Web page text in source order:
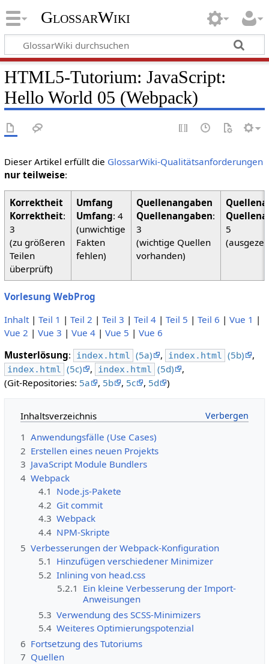
GlossarWiki
HTML5-Tutorium: JavaScript:
Hello World 05 (Webpack)
Dieser Artikel erfüllt die GlossarWiki-Qualitätsanforderungen
nur teilweise:
Korrektheit:
3
(zu größeren
Teilen
überprüft)
Umfang: 4
(unwichtige
Fakten
fehlen)
Quellenangaben:
3
(wichtige Quellen
vorhanden)
5
Vorlesung WebProg
Inhalt| Teil 1 | Teil 2 | Teil 3 | Teil 4| Teil 5 | Teil 6 | Vue 1 |
Vue 2 | Vue 3 | Vue 4| Vue 5 | Vue 6
Musterlösung: index.html (5a) , index.html (5b) ,
index.html (5c) , index.html (5d)
,
(Git-Repositories: 5a , 5b , 5c , 5d )
Inhaltsverzeichnis
1 Anwendungsfälle (Use Cases)
2 Erstellen eines neuen Projekts
3 JavaScript Module Bundlers
4 Webpack
4.1 Node.js-Pakete
4.2 Git commit
4.3 Webpack
4.4 NPM-Skripte
5 Verbesserungen der Webpack-Konfiguration
5.1 Hinzufügen verschiedener Minimizer
5.2 Inlining von head.css
5.2.1 Ein kleine Verbesserung der Import-
Anweisungen
5.3 Verwendung des SCSS-Minimizers
5.4 Weiteres Optimierungspotenzial
6 Fortsetzung des Tutoriums
7 Quellen